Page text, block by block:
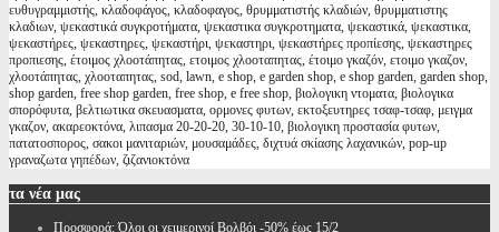
ευθυγραμμιστής, κλαδοφάγος, κλαδοφαγος, θρυμματιστής κλαδιών, θρυμματιστης
κλαδιων, ψεκαστικά συγκροτήματα, ψεκαστικα συγκροτηματα, ψεκαστικά, ψεκαστικα,
ψεκαστήρες, ψεκαστηρες, ψεκαστήρι, ψεκαστηρι, ψεκαστήρες προπίεσης, ψεκαστηρες
προπιεσης, έτοιμος χλοοτάπητας, ετοιμος χλοοταπητας, έτοιμο γκαζόν, ετοιμο γκαζον,
χλοοτάπητας, χλοοταπητας, sod, lawn, e shop, e garden shop, e shop garden, garden shop,
shop garden, free shop garden, free shop, e free shop, βιολογικη ντοματα, βιολογικα
σπορόφυτα, βελτιωτικα σκευασματα, ορμονες φυτων, εκτοξευτηρες τσαφ-τσαφ, μειγμα
γκαζον, ακαρεοκτόνα, λιπασμα 20-20-20, 30-10-10, βιολογικη προστασία φυτων,
πατατοσπορος, σακοι μανιταριών, μουσαμάδες, διχτυά σκίασης λαχανικών, pop-up
γραναζωτα γηπέδων, ζιζανιοκτόνα
τα νέα μας
Προσφορά: Όλοι οι χειμερινοί Βολβόι -50% έως 15/2